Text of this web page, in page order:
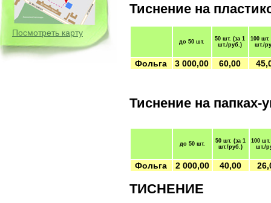
Посмотреть карту
Тиснение на
до 50 шт. 50 шт.(за 1
шт./руб.)
100 шт.
шт./
Фольга 3 000,00 60,00
Тиснение на папках-
до 50 шт. 50 шт.(за 1
шт./руб.)
100
шт./
Фольга 2 000,00 40,00
ТИСНЕНИЕ